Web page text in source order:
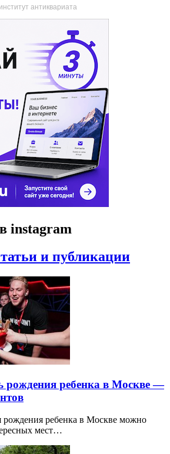
антиквариата
instagram
и публикации
рождения ребенка в Москве —
рождения ребенка в Москве можно
мест…